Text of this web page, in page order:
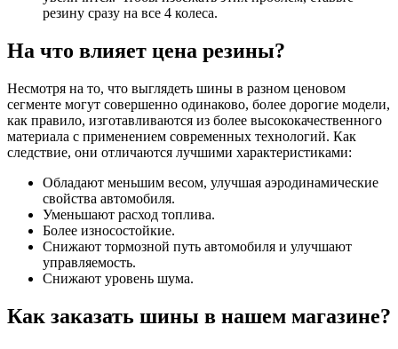
резину сразу на все 4 колеса.
На что влияет цена резины?
Несмотря на то, что выглядеть шины в разном ценовом
сегменте могут совершенно одинаково, более дорогие модели,
как правило, изготавливаются из более высококачественного
материала с применением современных технологий. Как
следствие, они отличаются лучшими характеристиками:
Обладают меньшим весом, улучшая аэродинамические
свойства автомобиля.
Уменьшают расход топлива.
Более износостойкие.
Снижают тормозной путь автомобиля и улучшают
управляемость.
Снижают уровень шума.
Как заказать шины в нашем магазине?